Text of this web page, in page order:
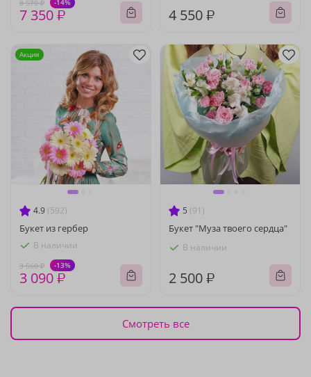
8 570 ₽ -14%
7 350 ₽ 4 550 ₽
4.9 (592)
Букет из гербер
В наличии
3 560 ₽ -13%
3 090 ₽
Акция
5 (91)
Букет "Муза твоего сердца"
В наличии
2 500 ₽
Смотреть все